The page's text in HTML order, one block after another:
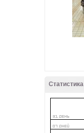
Статистика